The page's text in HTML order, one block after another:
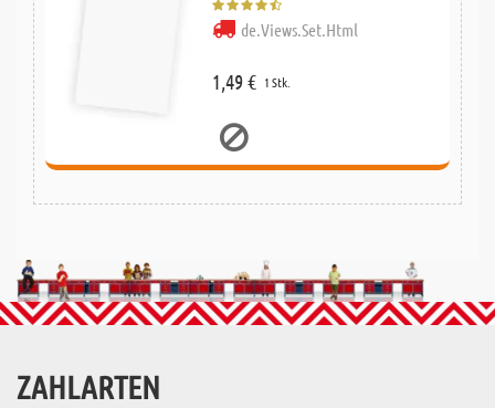
de.Views.Set.Html
1,49 € 1 Stk.
ZAHLARTEN